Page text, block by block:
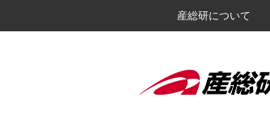
産総研について